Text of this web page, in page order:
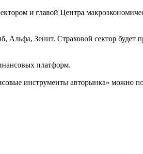
и главой Центра
Альфа, Зенит. Страховой сектор
платформ.
инструменты авторынка» можно